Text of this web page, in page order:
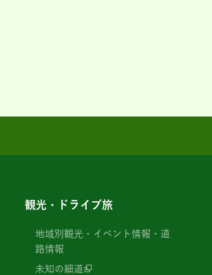
観光・ドライブ旅
地域別観光・イベント情報・道
路情報
未知の細道